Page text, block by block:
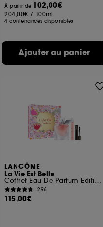
À partir de 102,00€
204,00€ / 100ml
4 contenances disponibles
Ajouter au panier
LANCÔME
La Vie Est Belle
Coffret Eau De Parfum Edition Limitée Fête Des Mères
296
115,00€